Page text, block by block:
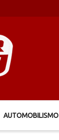
AUTOMOBILISMO